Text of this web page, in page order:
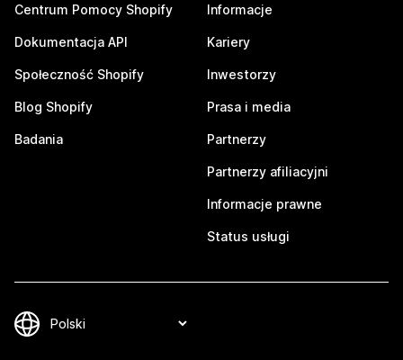
Centrum Pomocy Shopify
Dokumentacja API
Społeczność Shopify
Blog Shopify
Badania
Informacje
Kariery
Inwestorzy
Prasa i media
Partnerzy
Partnerzy afiliacyjni
Informacje prawne
Status usługi